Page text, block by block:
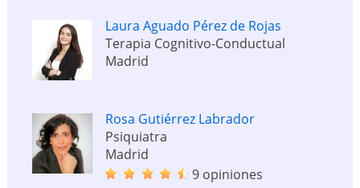
Laura Aguado Pérez de Rojas
Terapia Cognitivo-Conductual
Madrid
Rosa Gutiérrez Labrador
Psiquiatra
Madrid
9 opiniones